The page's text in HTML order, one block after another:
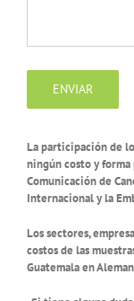
ENVIAR
La participación de
ningún costo y
Comunicación de
Internacional y la
Los sectores,
costos de las
Guatemala en